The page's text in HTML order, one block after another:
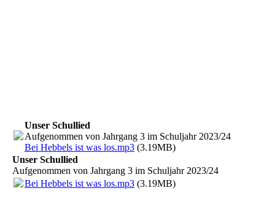
Unser Schullied
Aufgenommen von Jahrgang 3 im Schuljahr 2023/24
Bei Hebbels ist was los.mp3 (3.19MB)
Unser Schullied
Aufgenommen von Jahrgang 3 im Schuljahr 2023/24
Bei Hebbels ist was los.mp3 (3.19MB)